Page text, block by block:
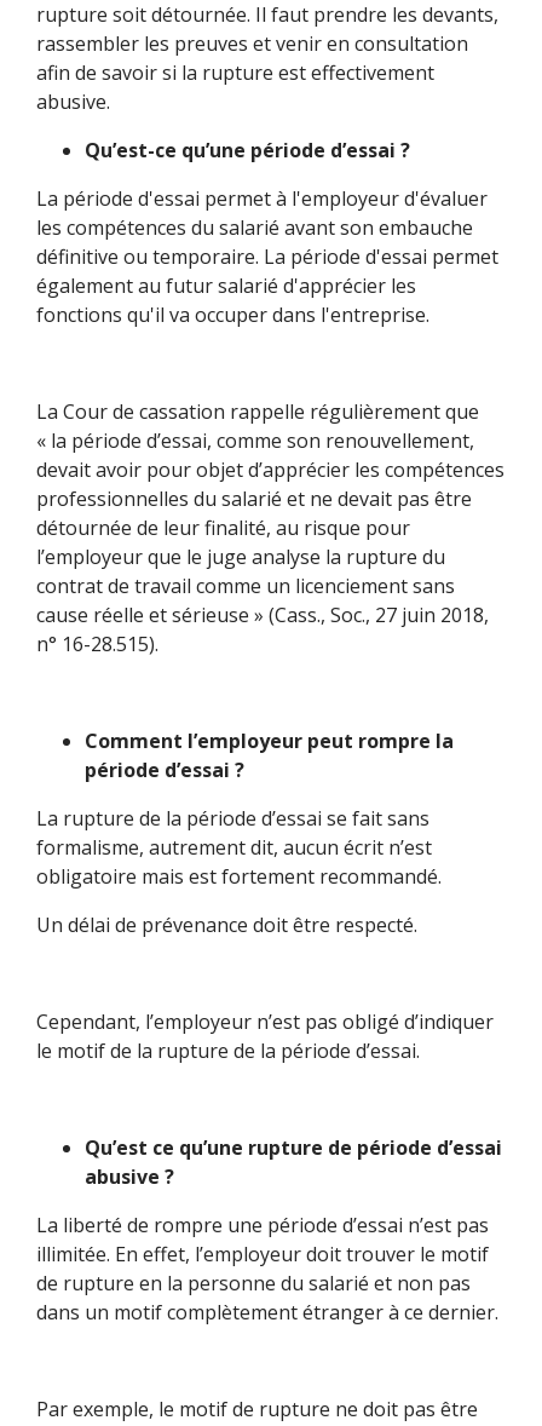
rupture soit détournée. Il faut prendre les devants,
rassembler les preuves et venir en consultation
afin de savoir si la rupture est effectivement
abusive.
Qu’est-ce qu’une période d’essai ?
La période d'essai permet à l'employeur d'évaluer
les compétences du salarié avant son embauche
définitive ou temporaire. La période d'essai permet
également au futur salarié d'apprécier les
fonctions qu'il va occuper dans l'entreprise.
La Cour de cassation rappelle régulièrement que
« la période d’essai, comme son renouvellement,
devait avoir pour objet d’apprécier les compétences
professionnelles du salarié et ne devait pas être
détournée de leur finalité, au risque pour
l’employeur que le juge analyse la rupture du
contrat de travail comme un licenciement sans
cause réelle et sérieuse » (Cass., Soc., 27 juin 2018,
n° 16-28.515).
Comment l’employeur peut rompre la
période d’essai ?
La rupture de la période d’essai se fait sans
formalisme, autrement dit, aucun écrit n’est
obligatoire mais est fortement recommandé.
Un délai de prévenance doit être respecté.
Cependant, l’employeur n’est pas obligé d’indiquer
le motif de la rupture de la période d’essai.
Qu’est ce qu’une rupture de période d’essai
abusive ?
La liberté de rompre une période d’essai n’est pas
illimitée. En effet, l’employeur doit trouver le motif
de rupture en la personne du salarié et non pas
dans un motif complètement étranger à ce dernier.
Par exemple, le motif de rupture ne doit pas être